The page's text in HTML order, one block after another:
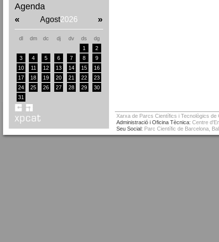
Agenda
«
Agost2026 »
dl dm dc dj dv ds
dg
1
2
3
4 5 6 7 8
9
10
11 12 13 14 15
16
17
18 19 20 21 22
23
24
25 26 27 28 29
30
31
Xarxa de Parcs Científics i Tecnològics
Administració i Oficina Tècnica: Centre
Seu Social: Parc Científic de Barcelona,